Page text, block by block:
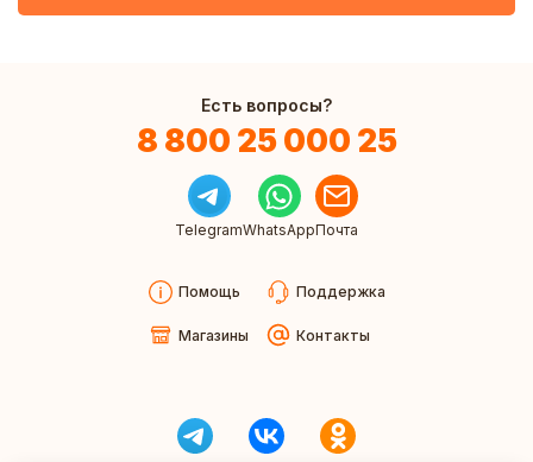
Есть вопросы?
8 800 25 000 25
TelegramWhatsAppПочта
Помощь Поддержка
Магазины Контакты